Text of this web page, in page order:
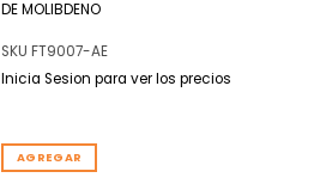
DE MOLIBDENO
SKU FT9007-AE
Inicia Sesion para ver los precios
AGREGAR